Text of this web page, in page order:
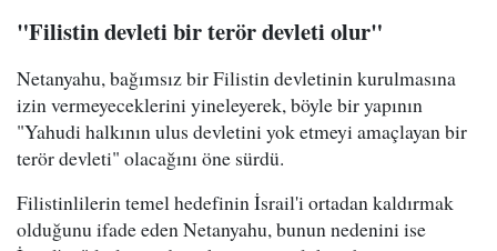
"Filistin devleti bir terör devleti olur"
Netanyahu, bağımsız bir Filistin devletinin kurulmasına
izin vermeyeceklerini yineleyerek, böyle bir yapının
"Yahudi halkının ulus devletini yok etmeyi amaçlayan bir
terör devleti" olacağını öne sürdü.
Filistinlilerin temel hedefinin İsrail'i ortadan kaldırmak
olduğunu ifade eden Netanyahu, bunun nedenini ise